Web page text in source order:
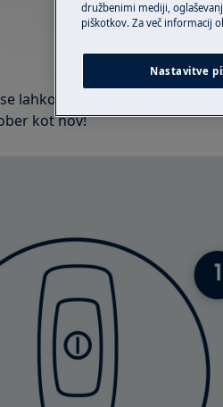
lahko na krtač zapletejo.
kot nov!
družbenimi mediji,
piškotkov. Za več informacij
Nastavitve